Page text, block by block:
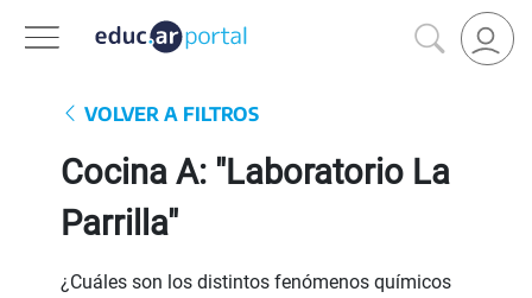
VOLVER A FILTROS
Cocina A: "Laboratorio La
Parrilla"
¿Cuáles son los distintos fenómenos químicos